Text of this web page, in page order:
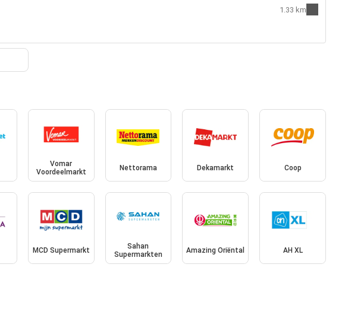
1.33 km
Vomar
Voordeelmarkt
Nettorama Dekamarkt Coop
MCD Supermarkt
Sahan
Supermarkten
Amazing Oriëntal AH XL